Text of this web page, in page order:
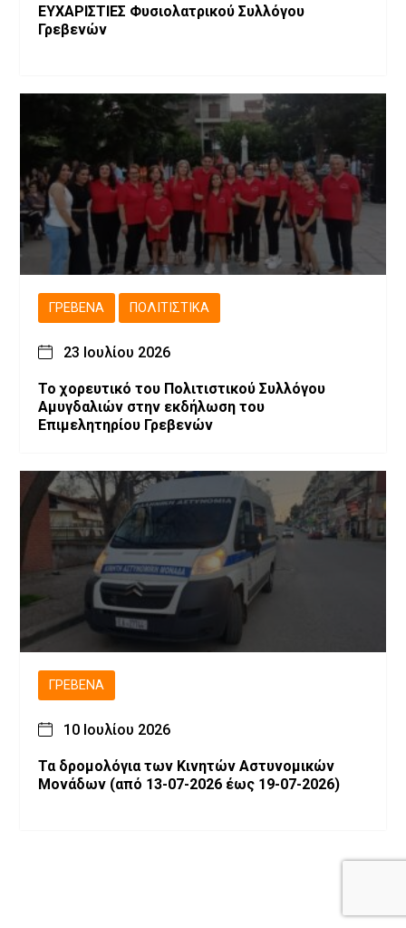
ΕΥΧΑΡΙΣΤΙΕΣ Φυσιολατρικού Συλλόγου
Γρεβενών
ΓΡΕΒΕΝΆ ΠΟΛΙΤΙΣΤΙΚΆ
23 Ιουλίου 2026
Το χορευτικό του Πολιτιστικού Συλλόγου
Αμυγδαλιών στην εκδήλωση του
Επιμελητηρίου Γρεβενών
ΓΡΕΒΕΝΆ
10 Ιουλίου 2026
Τα δρομολόγια των Κινητών Αστυνομικών
Μονάδων (από 13-07-2026 έως 19-07-2026)